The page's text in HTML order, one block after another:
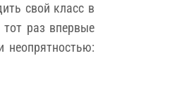
свой класс в
раз впервые
неопрятностью: